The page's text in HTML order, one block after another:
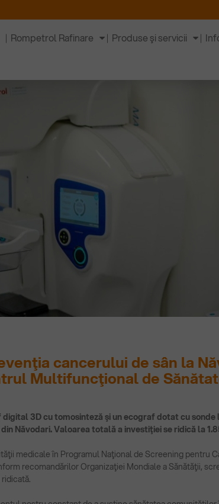
Rompetrol Rafinare Produse şi servicii
cancerului de sân la
Multifuncţional de
3D cu tomosinteză şi un ecograf dotat cu
Năvodari. Valoarea totală a investiţiei se ridică la
medicale în Programul Naţional de Screening pentru
recomandărilor Organizaţiei Mondiale a Sănătăţii,